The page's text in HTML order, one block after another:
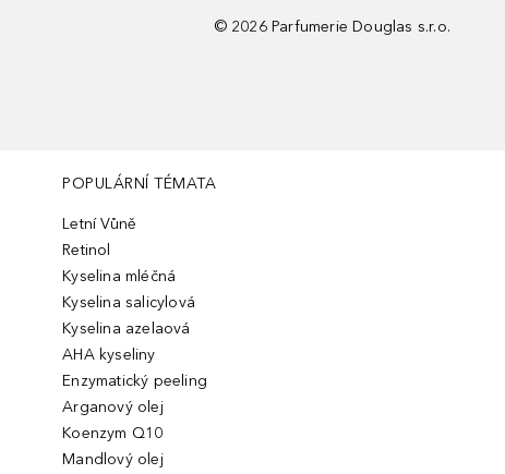
© 2026 Parfumerie Douglas s.r.o.
POPULÁRNÍ TÉMATA
Letní Vůně
Retinol
Kyselina mléčná
Kyselina salicylová
Kyselina azelaová
AHA kyseliny
Enzymatický peeling
Arganový olej
Koenzym Q10
Mandlový olej